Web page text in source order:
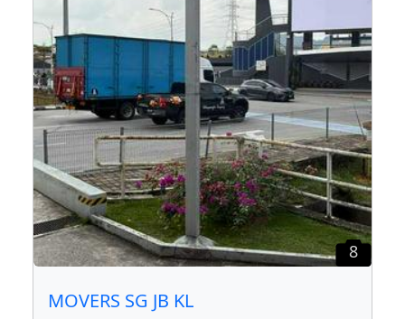
8
MOVERS SG JB KL